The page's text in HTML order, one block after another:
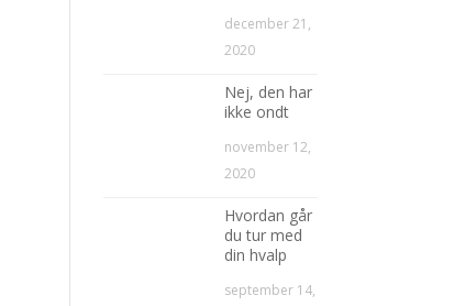
december 21,
2020
Nej, den har
ikke ondt
november 12,
2020
Hvordan går
du tur med
din hvalp
september 14,